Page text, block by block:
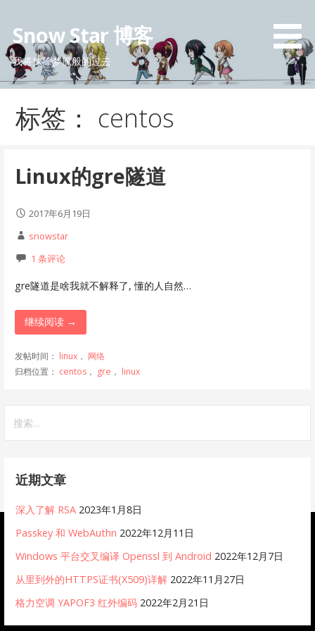
内
容
Snow Star 博客
我将抹除梦魇般的过去
标签： centos
Linux的gre隧道
2017年6月19日
snowstar
1 条评论
gre隧道是啥我就不解释了, 懂的人自然…
继续阅读 →
发帖时间： linux， 网络
归档位置： centos， gre ， linux
索：
近期文章
深入了解 RSA 2023年1月8日
Passkey 和 WebAuthn 2022年12月11日
Windows 平台交叉编译 Openssl 到 Android 2022年12月7日
从里到外的HTTPS证书(X509)详解 2022年11月27日
格力空调 YAPOF3 红外编码 2022年2月21日